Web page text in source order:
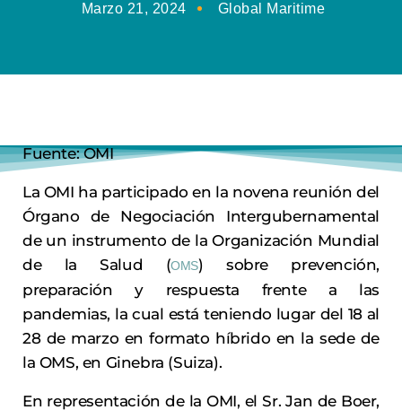
Marzo 21, 2024 Global Maritime
Fuente: OMI
La OMI ha participado en la novena reunión del
Órgano de Negociación Intergubernamental
de un instrumento de la Organización Mundial
de la Salud (OMS) sobre prevención,
preparación y respuesta frente a las
pandemias, la cual está teniendo lugar del 18 al
28 de marzo en formato híbrido en la sede de
la OMS, en Ginebra (Suiza).
En representación de la OMI, el Sr. Jan de Boer,